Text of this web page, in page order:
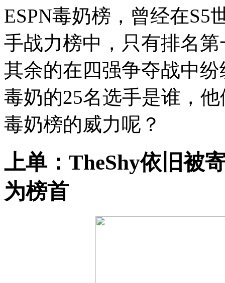
ESPN毒奶榜，曾经在S5
手战力榜中，只有排名
其余的在四强争夺战中
毒奶的25名选手是谁，
毒奶榜的威力呢？
上单：TheShy依旧被
为榜首